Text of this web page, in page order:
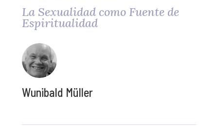
La Sexualidad como Fuente de
Espiritualidad
Wunibald Müller